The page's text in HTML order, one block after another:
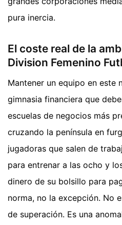
pura inercia.
El coste real de la
Division Femenino
Mantener un equipo en este
gimnasia financiera que
escuelas de negocios más
cruzando la península en
jugadoras que salen de
para entrenar a las ocho y
dinero de su bolsillo para
norma, no la excepción. No
de superación. Es una